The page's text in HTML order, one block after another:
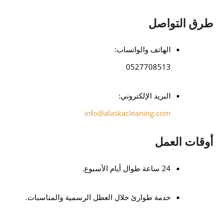
طرق التواصل
الهاتف والواتساب:
0527708513
البريد الإلكتروني:
info@alaskacleaning.com
أوقات العمل
24 ساعة طوال أيام الأسبوع.
خدمة طوارئ خلال العطل الرسمية والمناسبات.